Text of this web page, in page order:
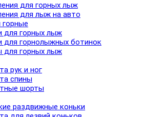
для горных лыж
для лыж на авто
для горных лыж
для горнолыжных ботинок
для горных лыж
рук и ног
спины
шорты
раздвижные коньки